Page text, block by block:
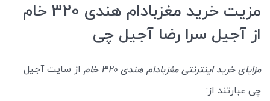
مزیت خرید مغزبادام هندی 320 خام
از آجیل سرا رضا آجیل چی
مزایای خرید اینترنتی مغزبادام هندی 320 خام
از سایت آجیل
چی عبارتند از: